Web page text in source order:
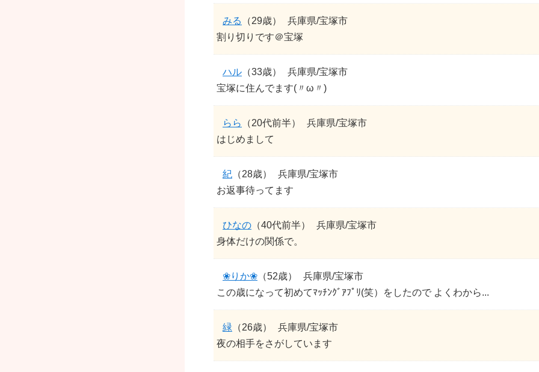
みる （29歳）
兵庫県/宝塚市
割り切りです＠宝塚
ハル （33歳）
兵庫県/宝塚市
宝塚に住んでます(〃ω〃)
らら （20代前半）
兵庫県/宝塚市
はじめまして
紀 （28歳）
兵庫県/宝塚市
お返事待ってます
ひなの （40代前半）
兵庫県/宝塚市
身体だけの関係で。
❀りか❀ （52歳）
兵庫県/宝塚市
この歳になって初めてﾏｯﾁﾝｸﾞｱﾌﾟﾘ(笑）をしたので よくわから...
緑 （26歳）
兵庫県/宝塚市
夜の相手をさがしています